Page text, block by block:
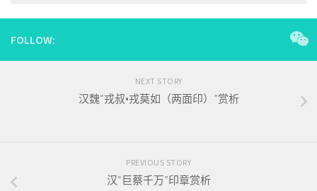
FOLLOW:
NEXT STORY
汉魏“戎叔•戎莫如（两面印）”赏析
PREVIOUS STORY
汉“巨蔡千万”印章赏析